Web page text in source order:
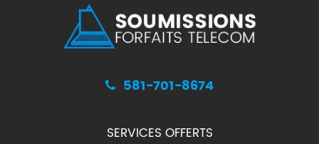
581-701-8674
SERVICES OFFERTS